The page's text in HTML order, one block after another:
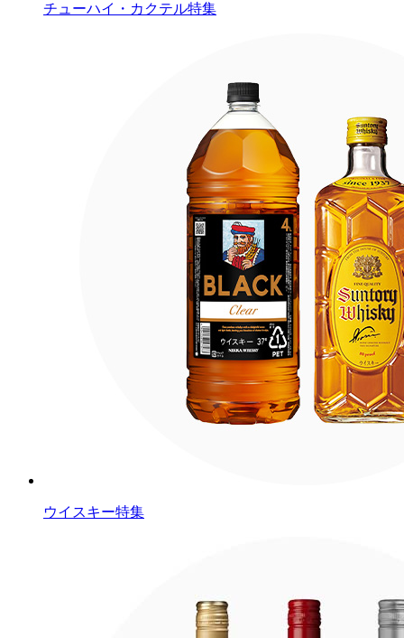
チューハイ・カクテル特集
ウイスキー特集